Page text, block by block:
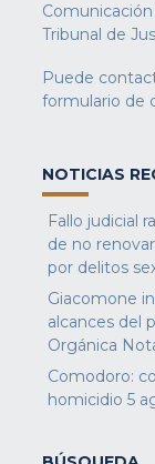
Tribunal de
Puede
formulario de
NOTICIAS
Fallo judicial
de no
por delitos
Giacomone
alcances del
Orgánica
Comodoro:
homicidio 5